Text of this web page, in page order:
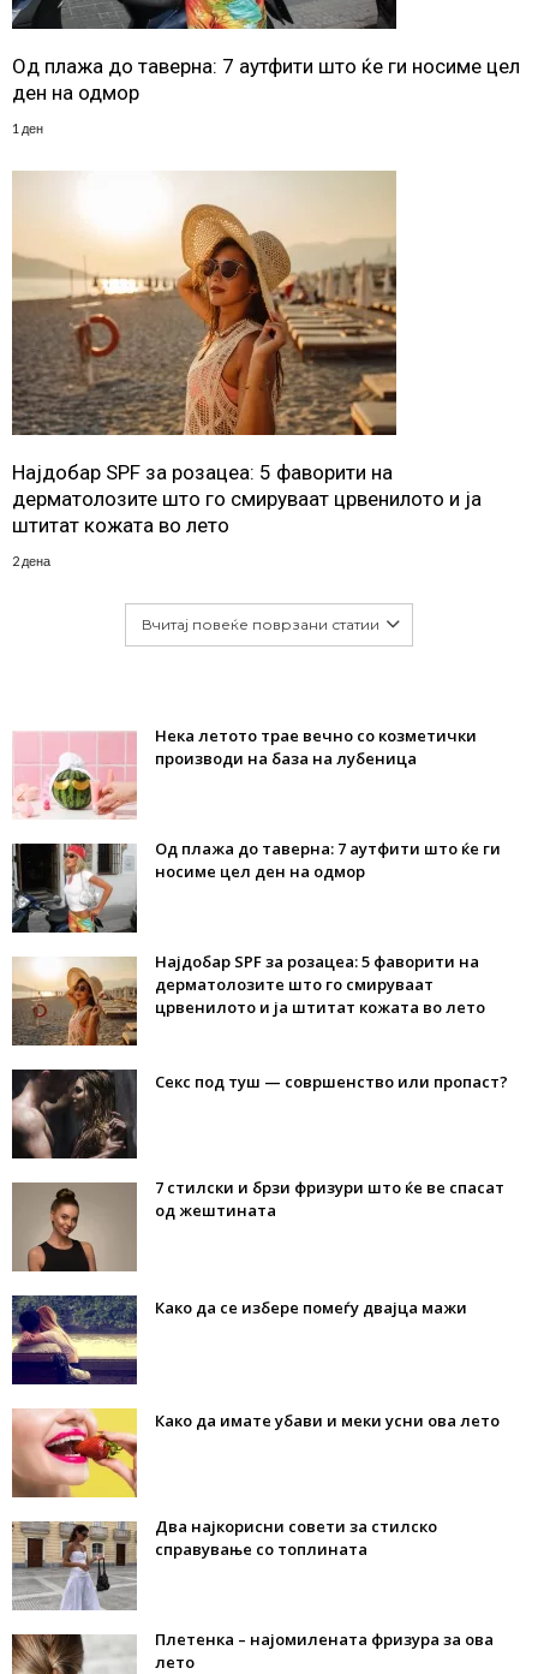
Од плажа до таверна: 7 аутфити што ќе ги носиме цел
ден на одмор
1 ден
Најдобар SPF за розацеа: 5 фаворити на
дерматолозите што го смируваат црвенилото и ја
штитат кожата во лето
2 дена
Вчитај повеќе поврзани статии
Нека летото трае вечно со козметички
производи на база на лубеница
Од плажа до таверна: 7 аутфити што ќе ги
носиме цел ден на одмор
Најдобар SPF за розацеа: 5 фаворити на
дерматолозите што го смируваат
црвенилото и ја штитат кожата во лето
Секс под туш — совршенство или пропаст?
7 стилски и брзи фризури што ќе ве спасат
од жештината
Како да се избере помеѓу двајца мажи
Како да имате убави и меки усни ова лето
Два најкорисни совети за стилско
справување со топлината
Плетенка – најомилената фризура за ова
лето